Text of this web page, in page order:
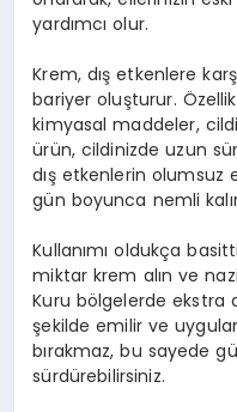
yardımcı olur.
Krem, dış etkenlere
bariyer oluşturur.
kimyasal maddeler,
ürün, cildinizde uzun
dış etkenlerin olumsuz
gün boyunca nemli
Kullanımı oldukça
miktar krem alın ve
Kuru bölgelerde ekstra
şekilde emilir ve
bırakmaz, bu sayede
sürdürebilirsiniz.